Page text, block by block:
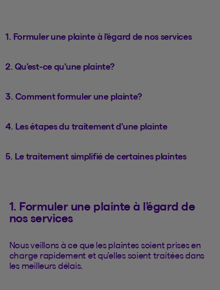
1. Formuler une plainte à l’égard de nos services
2. Qu’est-ce qu’une plainte?
3. Comment formuler une plainte?
4. Les étapes du traitement d’une plainte
5. Le traitement simplifié de certaines plaintes
1. Formuler une plainte à l’égard de
nos services
Nous veillons à ce que les plaintes soient prises en
charge rapidement et qu’elles soient traitées dans
les meilleurs délais.